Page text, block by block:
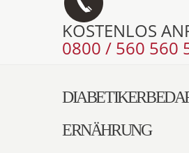
KOSTENLOS
0800 / 560 560
ERNÄHRUNG